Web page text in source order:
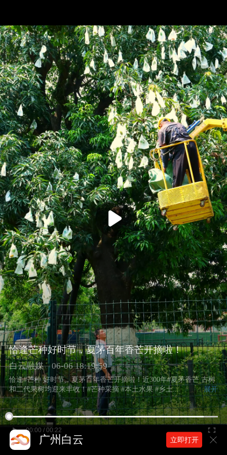
恰逢芒种好时节，夏茅百年香芒开摘啦！
白云融媒 06-06 18:19:59
恰逢#芒种 好时节，夏茅百年香芒开摘啦！近300年#夏茅香芒 古树
和二代果树均迎来丰收！#芒种采摘 #本土水果 #乡土...
展开
00:00 / 00:22
广州白云 立即打开